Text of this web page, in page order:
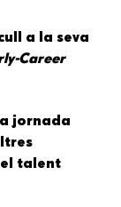
a la seva
Career
jornada
talent